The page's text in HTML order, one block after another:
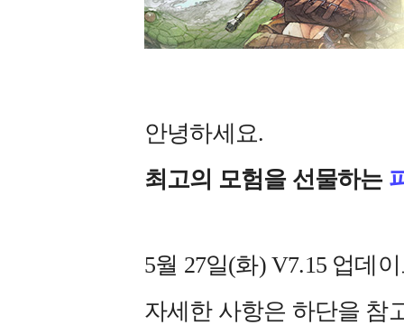
안녕하세요.
최고의 모험을 선물하는
5월 27일(화) V7.15 업데
자세한 사항은 하단을 참